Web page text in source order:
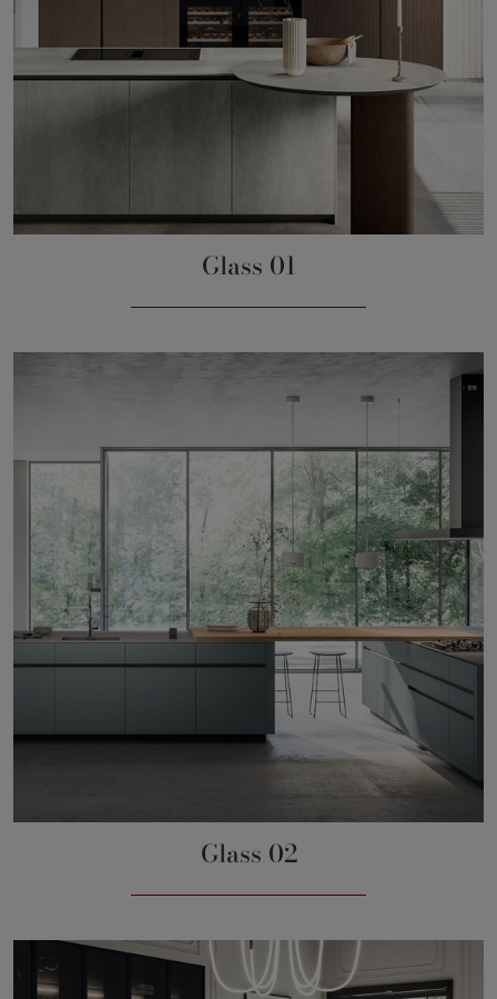
Glass 01
Glass 02